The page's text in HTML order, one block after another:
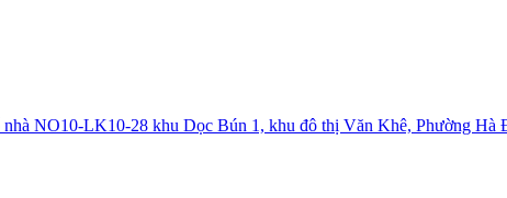
nhà NO10-LK10-28 khu Dọc Bún 1, khu đô thị Văn Khê, Phường Hà